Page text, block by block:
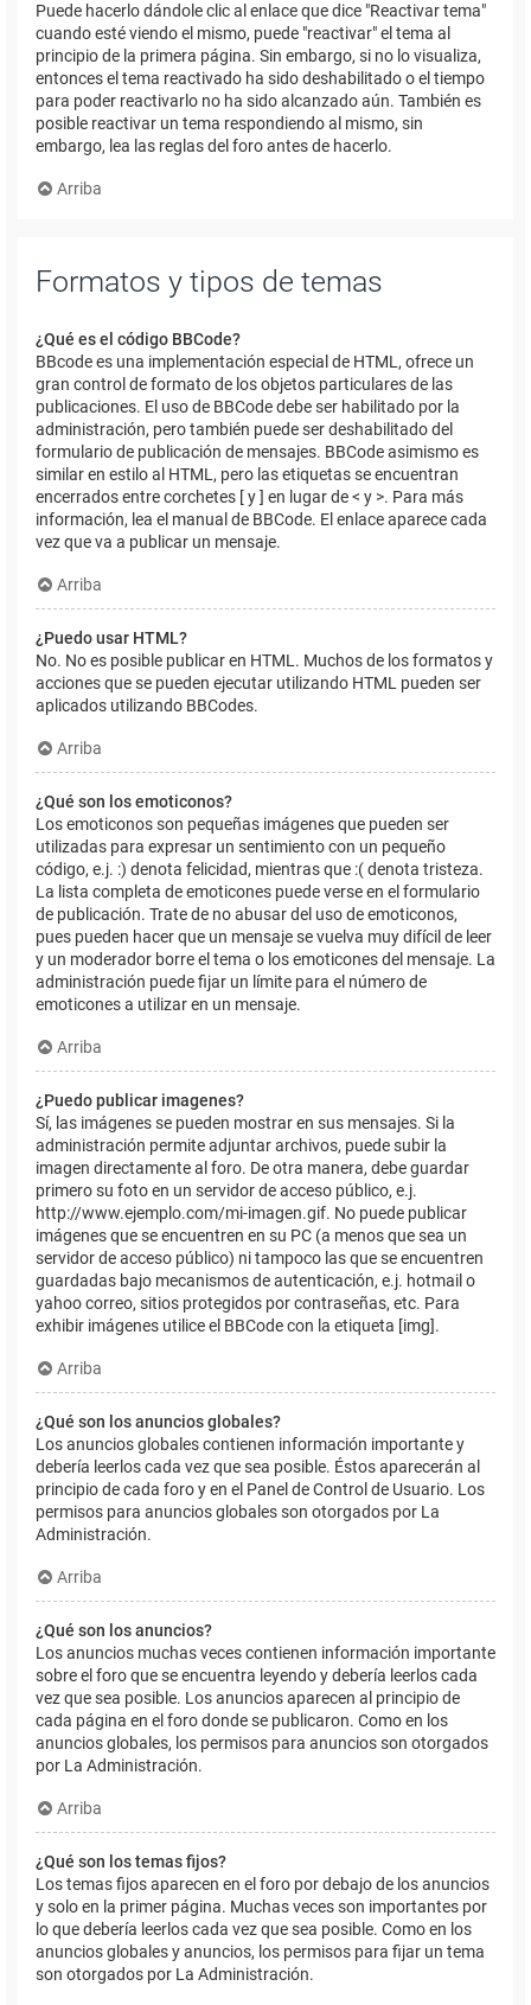
Puede hacerlo dándole clic al enlace que dice "Reactivar tema"
cuando esté viendo el mismo, puede "reactivar" el tema al
principio de la primera página. Sin embargo, si no lo visualiza,
entonces el tema reactivado ha sido deshabilitado o el tiempo
para poder reactivarlo no ha sido alcanzado aún. También es
posible reactivar un tema respondiendo al mismo, sin
embargo, lea las reglas del foro antes de hacerlo.
Arriba
Formatos y tipos de temas
¿Qué es el código BBCode?
BBcode es una implementación especial de HTML, ofrece un
gran control de formato de los objetos particulares de las
publicaciones. El uso de BBCode debe ser habilitado por la
administración, pero también puede ser deshabilitado del
formulario de publicación de mensajes. BBCode asimismo es
similar en estilo al HTML, pero las etiquetas se encuentran
encerrados entre corchetes [ y ] en lugar de < y >. Para más
información, lea el manual de BBCode. El enlace aparece cada
vez que va a publicar un mensaje.
Arriba
¿Puedo usar HTML?
No. No es posible publicar en HTML. Muchos de los formatos y
acciones que se pueden ejecutar utilizando HTML pueden ser
aplicados utilizando BBCodes.
Arriba
¿Qué son los emoticonos?
Los emoticonos son pequeñas imágenes que pueden ser
utilizadas para expresar un sentimiento con un pequeño
código, e.j. :) denota felicidad, mientras que :( denota tristeza.
La lista completa de emoticones puede verse en el formulario
de publicación. Trate de no abusar del uso de emoticonos,
pues pueden hacer que un mensaje se vuelva muy difícil de leer
y un moderador borre el tema o los emoticones del mensaje. La
administración puede fijar un límite para el número de
emoticones a utilizar en un mensaje.
Arriba
¿Puedo publicar imagenes?
Sí, las imágenes se pueden mostrar en sus mensajes. Si la
administración permite adjuntar archivos, puede subir la
imagen directamente al foro. De otra manera, debe guardar
primero su foto en un servidor de acceso público, e.j.
http://www.ejemplo.com/mi-imagen.gif. No puede publicar
imágenes que se encuentren en su PC (a menos que sea un
servidor de acceso público) ni tampoco las que se encuentren
guardadas bajo mecanismos de autenticación, e.j. hotmail o
yahoo correo, sitios protegidos por contraseñas, etc. Para
exhibir imágenes utilice el BBCode con la etiqueta [img].
Arriba
¿Qué son los anuncios globales?
Los anuncios globales contienen información importante y
debería leerlos cada vez que sea posible. Éstos aparecerán al
principio de cada foro y en el Panel de Control de Usuario. Los
permisos para anuncios globales son otorgados por La
Administración.
Arriba
¿Qué son los anuncios?
Los anuncios muchas veces contienen información importante
sobre el foro que se encuentra leyendo y debería leerlos cada
vez que sea posible. Los anuncios aparecen al principio de
cada página en el foro donde se publicaron. Como en los
anuncios globales, los permisos para anuncios son otorgados
por La Administración.
Arriba
¿Qué son los temas fijos?
Los temas fijos aparecen en el foro por debajo de los anuncios
y solo en la primer página. Muchas veces son importantes por
lo que debería leerlos cada vez que sea posible. Como en los
anuncios globales y anuncios, los permisos para fijar un tema
son otorgados por La Administración.